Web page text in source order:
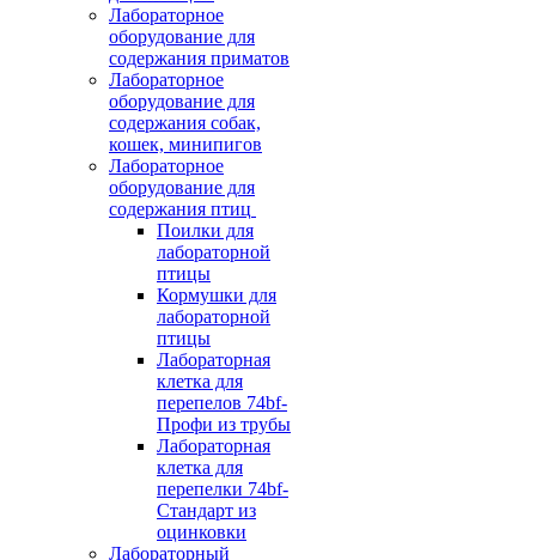
Лабораторное
оборудование для
содержания приматов
Лабораторное
оборудование для
содержания собак,
кошек, минипигов
Лабораторное
оборудование для
содержания птиц
Поилки для
лабораторной
птицы
Кормушки для
лабораторной
птицы
Лабораторная
клетка для
перепелов 74bf-
Профи из трубы
Лабораторная
клетка для
перепелки 74bf-
Стандарт из
оцинковки
Лабораторный